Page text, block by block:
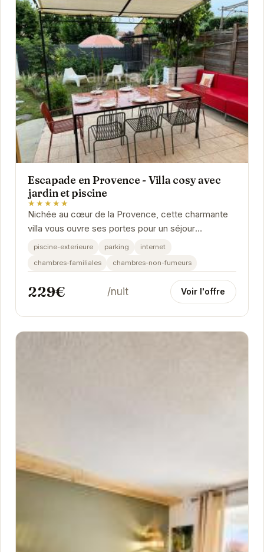
Escapade en Provence - Villa cosy avec
jardin et piscine
★★★★★
Nichée au cœur de la Provence, cette charmante
villa vous ouvre ses portes pour un séjour
inoubliable.
piscine-exterieure parking
internet
chambres-familiales
chambres-non-fumeurs
229€ /nuit Voir l'offre